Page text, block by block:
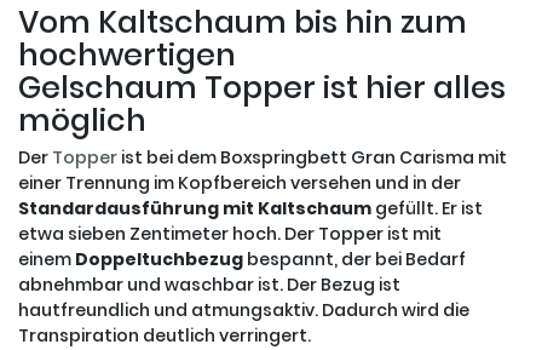
Vom Kaltschaum bis hin zum
hochwertigen
Gelschaum Topper ist hier alles
möglich
Der Topper ist bei dem Boxspringbett Gran Carisma mit
einer Trennung im Kopfbereich versehen und in der
Standardausführung mit Kaltschaum gefüllt. Er ist
etwa sieben Zentimeter hoch. Der Topper ist mit
einem Doppeltuchbezug bespannt, der bei Bedarf
abnehmbar und waschbar ist. Der Bezug ist
hautfreundlich und atmungsaktiv. Dadurch wird die
Transpiration deutlich verringert.